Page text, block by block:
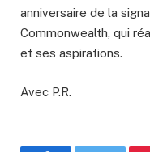
anniversaire de la
Commonwealth, qui
et ses aspirations.
Avec P.R.